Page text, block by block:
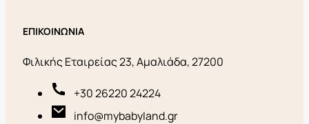
ΕΠΙΚΟΙΝΩΝΙΑ
Φιλικής Εταιρείας 23, Αμαλιάδα, 27200
+30 26220 24224
info@mybabyland.gr